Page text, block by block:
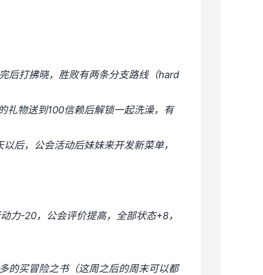
后打拂晓，胜败有两条分支路线（hard
礼物送到100信赖后解锁一起洗澡，有
后，公会活动后妹妹来开发新菜单，
力-20，公会评价提高，全部状态+8，
的买冒险之书（这周之后的周末可以都